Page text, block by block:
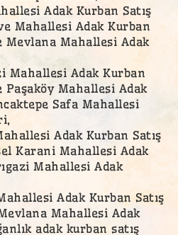
Adak Kurban Satış
Mahallesi Adak Kurban
Mevlana Mahallesi Adak
Mahallesi Adak Kurban
Paşaköy Mahallesi Adak
Safa Mahallesi
Adak Kurban Satış
Karani Mahallesi Adak
Mahallesi Adak
Adak Kurban Satış
Mahallesi Adak
adak kurban satış